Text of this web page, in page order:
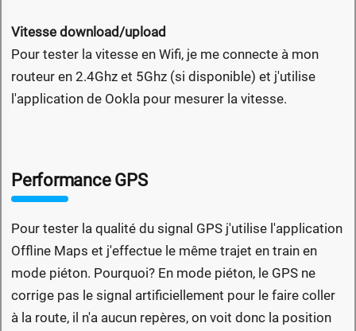
Vitesse download/upload
Pour tester la vitesse en Wifi, je me connecte à mon
routeur en 2.4Ghz et 5Ghz (si disponible) et j'utilise
l'application de Ookla pour mesurer la vitesse.
Performance GPS
Pour tester la qualité du signal GPS j'utilise l'application
Offline Maps et j'effectue le même trajet en train en
mode piéton. Pourquoi? En mode piéton, le GPS ne
corrige pas le signal artificiellement pour le faire coller
à la route, il n'a aucun repères, on voit donc la position